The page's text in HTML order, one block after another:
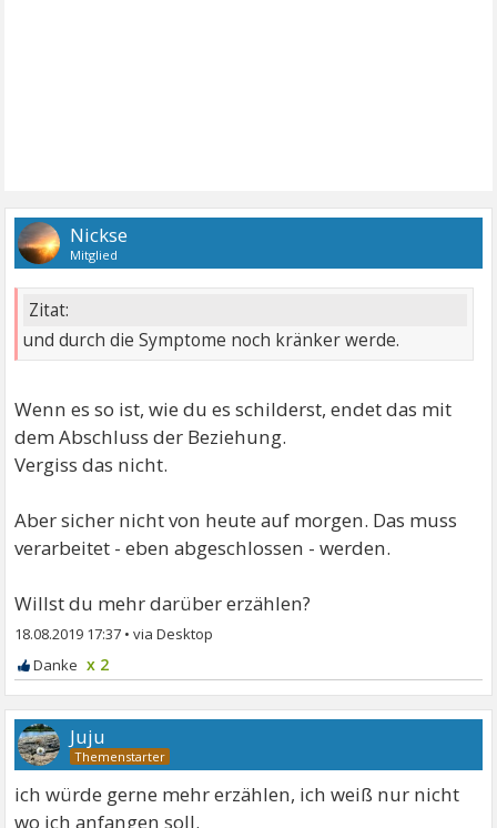
Nickse
Mitglied
Zitat:
und durch die Symptome noch kränker werde.
Wenn es so ist, wie du es schilderst, endet das mit
dem Abschluss der Beziehung.
Vergiss das nicht.
Aber sicher nicht von heute auf morgen. Das muss
verarbeitet - eben abgeschlossen - werden.
Willst du mehr darüber erzählen?
18.08.2019 17:37 •
x 2
Juju
ich würde gerne mehr erzählen, ich weiß nur nicht
wo ich anfangen soll.